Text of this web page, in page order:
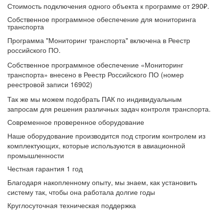
Стоимость подключения одного объекта к программе от 290₽.
Собственное программное обеспечение для мониторинга
транспорта
Программа "Мониторинг транспорта" включена в Реестр
российского ПО.
Собственное программное обеспечение «Мониторинг
транспорта» внесено в Реестр Российского ПО (номер
реестровой записи 16902)
Так же мы можем подобрать ПАК по индивидуальным
запросам для решения различных задач контроля транспорта.
Современное проверенное оборудование
Наше оборудование производится под строгим контролем из
комплектующих, которые используются в авиационной
промышленности
Честная гарантия 1 год
Благодаря накопленному опыту, мы знаем, как установить
систему так, чтобы она работала долгие годы
Круглосуточная техническая поддержка